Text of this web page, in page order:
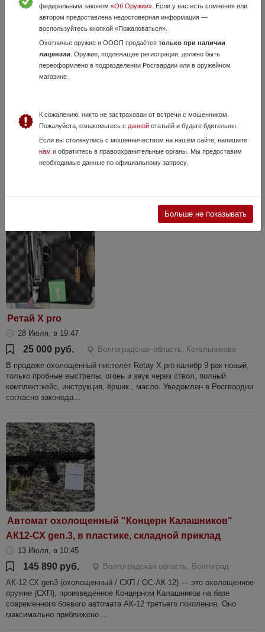
(ТОЗ)
14 Июля, в 13:38
89 990 руб.
Волгоградская область, Волгоград
Охолощенный СХП револьвер Наган СО-95/9 (ТОЗ) 89 990₽🔥 ✅
Ретай X pro
28 Июля, в 19:47
25 000 руб.
Волгоградская область, Котельниково
В продаже охолощённый пистолет Retay X pro калибр 9 рак новый,
только пробные выстрелы, огонь и звук через ствол, полный
комплект:кейс, инструкция, ёршик , масло. Уведомлен в Росгвардии
согласно законода...
Автомат охолощенный "Концерн Калашников"
АК12-СХ gen.3, в пластике, складной приклад
13 Июля, в 10:45
145 890 руб.
Волгоградская область, Волгоград
АК-12 СХ gen3 (охолощённый / СХП / ОС-АК-12) — это охолощенное
оружие (СХП), произведённое Концерном Калашников на базе
современного боевого автомата АК-12 третьего поколения. Оно
максимально приближено ...
федеральным законом «Об Оружии». Если у вас есть сомнения или
автором предоставлена недостоверная информация —
воспользуйтесь кнопкой «Пожаловаться».
Охотничье оружие и ОООП продаётся только при наличии
лицензии . Оружие, подлежащее регистрации, должно быть
переоформлено в подразделении Росгвардии или в оружейном
магазине.
К сожалению, никто не застрахован от встречи с мошенником.
Пожалуйста, ознакомьтесь с даннойстатьёй и будьте бдительны.
Если вы столкнулись с мошенничеством на нашем сайте, напишите
нам и обратитесь в правоохранительные органы. Мы предоставим
необходимые данные по официальному запросу.
Больше не показывать